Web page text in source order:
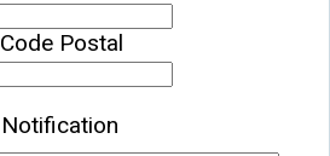
Code Postal
Notification